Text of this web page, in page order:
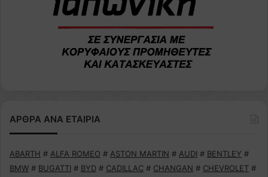
ΑΡΘΡΑ ΑΝΑ ΕΤΑΙΡΙΑ
ABARTH # ALFA ROMEO # ASTON MARTIN # AUDI # BENTLEY #
BMW # BUGATTI # BYD # CADILLAC # CHANGAN # CHEVROLET #